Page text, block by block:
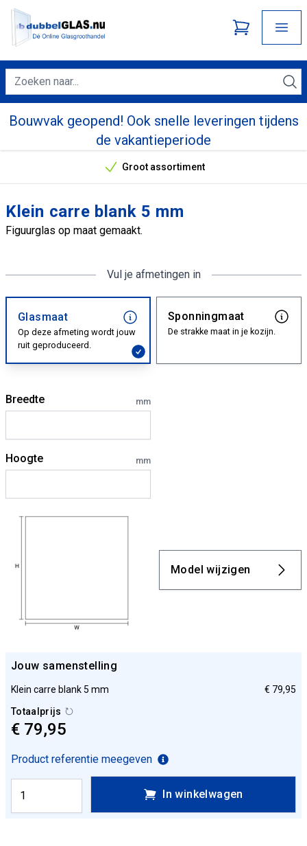
Bouwvak geopend! Ook snelle leveringen tijdens
de vakantieperiode
Onze unieke verkoopargumenten
Groot assortiment
Klein carre blank 5 mm
Figuurglas op maat gemaakt.
Vul je afmetingen in
Glasmaat
Op deze afmeting wordt jouw
ruit geproduceerd.
Sponningmaat
De strakke maat in je kozijn.
Breedte mm
Hoogte mm
Model wijzigen
Jouw samenstelling
Klein carre blank 5 mm
€ 79,95
Totaalprijs
€ 79,95
Product referentie meegeven
In winkelwagen